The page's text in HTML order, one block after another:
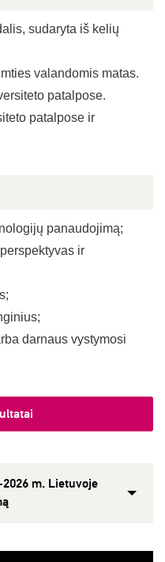
sudaryta iš kelių
valandomis matas.
patalpose.
patalpose ir
panaudojimą;
ir
darnaus vystymosi
m. Lietuvoje